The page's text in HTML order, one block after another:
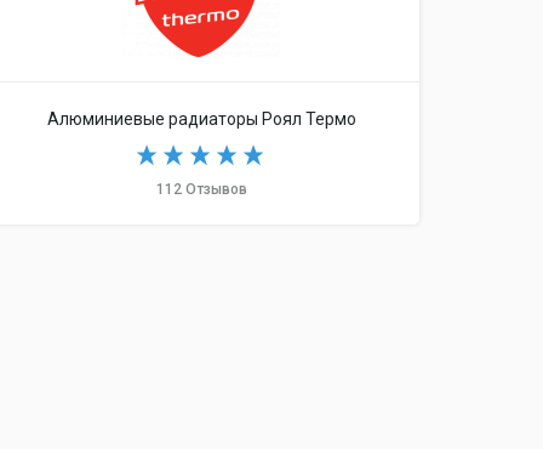
Алюминиевые радиаторы Роял Термо
112 Отзывов